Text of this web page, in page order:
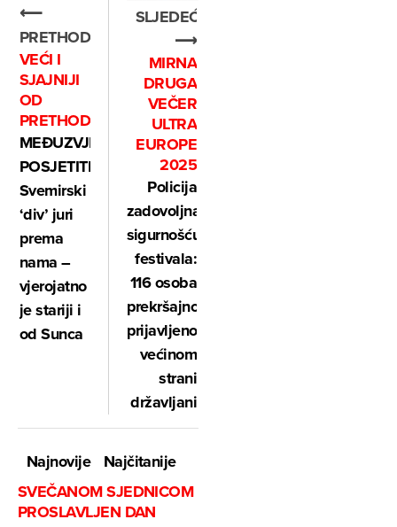
⟵
PRETHODNO
VEĆI I
SJAJNIJI
OD
PRETHODNIKA
MEĐUZVJEZDANI
POSJETITELJ:
Svemirski
‘div’ juri
prema
nama –
vjerojatno
je stariji i
od Sunca
SLJEDEĆE
⟶
MIRNA
DRUGA
VEČER
ULTRA
EUROPE
2025
Policija
zadovoljna
sigurnošću
festivala:
116 osoba
prekršajno
prijavljeno,
većinom
strani
državljani
Najnovije
Najčitanije
SVEČANOM SJEDNICOM
PROSLAVLJEN DAN